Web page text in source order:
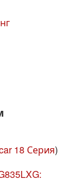
18 Серия)